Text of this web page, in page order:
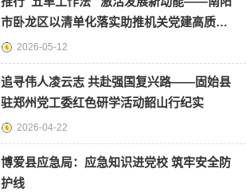
市卧龙区以清单化落实助推机关党建高质量
发展2026-05-12
追寻伟人凌云志 共赴强国复兴路——固始县
驻郑州党工委红色研学活动韶山行纪实
2026-04-22
博爱县应急局：应急知识进党校 筑牢安全防
护线